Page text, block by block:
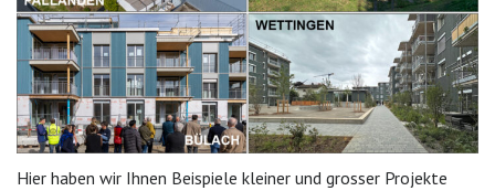
Hier haben wir Ihnen Beispiele kleiner und grosser Projekte